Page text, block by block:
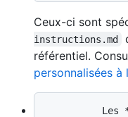
Ceux-ci sont
instructions.md
référentiel.
personnalisées à